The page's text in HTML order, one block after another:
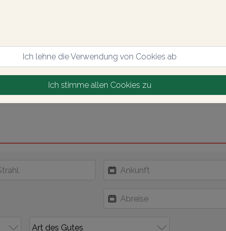
Ich lehne die Verwendung von Cookies ab
Ich stimme allen Cookies zu